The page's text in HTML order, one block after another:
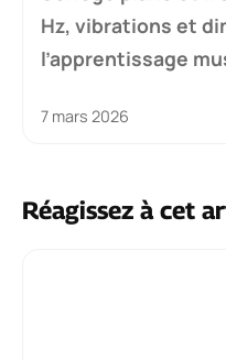
Hz, vibrations et
l’apprentissage
7 mars 2026
Réagissez à cet